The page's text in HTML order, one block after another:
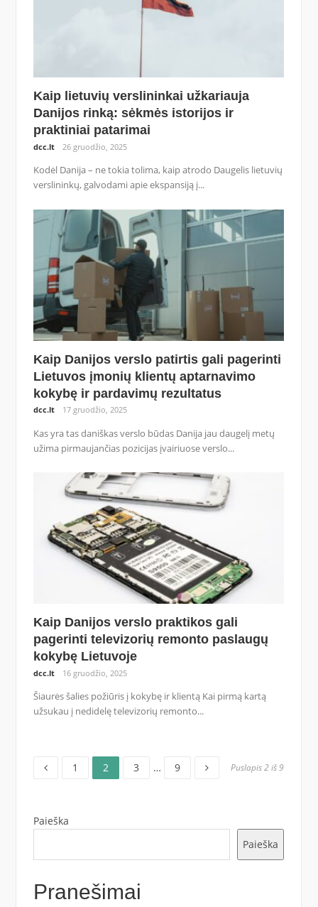
Kaip lietuvių verslininkai užkariauja
Danijos rinką: sėkmės istorijos ir
praktiniai patarimai
dcc.lt 26 gruodžio, 2025
Kodėl Danija – ne tokia tolima, kaip atrodo Daugelis lietuvių
verslininkų, galvodami apie ekspansiją į...
Kaip Danijos verslo patirtis gali pagerinti
Lietuvos įmonių klientų aptarnavimo
kokybę ir pardavimų rezultatus
dcc.lt 17 gruodžio, 2025
Kas yra tas daniškas verslo būdas Danija jau daugelį metų
užima pirmaujančias pozicijas įvairiuose verslo...
Kaip Danijos verslo praktikos gali
pagerinti televizorių remonto paslaugų
kokybę Lietuvoje
dcc.lt 16 gruodžio, 2025
Šiaurės šalies požiūris į kokybę ir klientą Kai pirmą kartą
užsukau į nedidelę televizorių remonto...
ĮrašųPuslapis
1 Puslapis
2 Puslapis
3 … Puslapis
9 Puslapis 2 iš 9
Paieška
Paieška
Pranešimai